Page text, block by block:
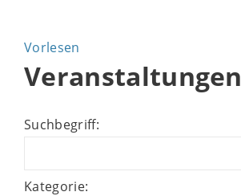
Vorlesen
Veranstaltungen
Suchbegriff:
Kategorie: